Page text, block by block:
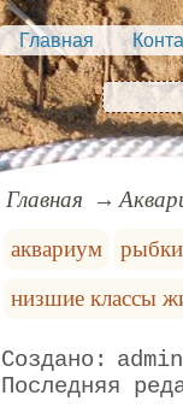
Главная
Главная
аквариум
низшие классы
admin